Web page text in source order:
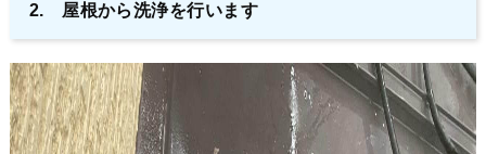
2. 屋根から洗浄を行います